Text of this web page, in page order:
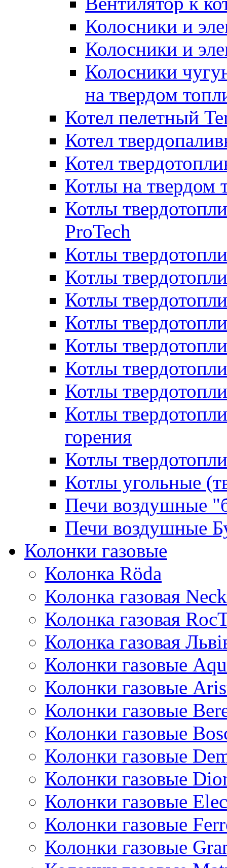
Колосники и
Колосники и
Колосники
на твердом
Котел пелетный
Котел
Котел
Котлы на твердом
Котлы
ProTech
Котлы
Котлы
Котлы
Котлы
Котлы
Котлы
Котлы
Котлы
горения
Котлы
Котлы угольные
Печи воздушные
Печи воздушные
Колонки газовые
Колонка Rӧda
Колонка газовая
Колонка газовая
Колонка газовая
Колонки газовые
Колонки газовые
Колонки газовые
Колонки газовые
Колонки газовые
Колонки газовые
Колонки газовые
Колонки газовые
Колонки газовые